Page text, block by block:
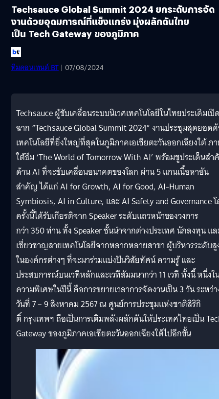
Techsauce Global Summit 2024 ยกระดับการจัด
งานด้วยอุดมการณ์ที่แข็งแกร่ง มุ่งผลักดันไทย
เป็น Tech Gateway ของภูมิภาค
ทีมคอนเทนต์ BT | 07/08/2024
Techsauce ผู้ขับเคลื่อนระบบนิเวศเทคโนโลยีในไทยประเดิมเปิ
ฉาก “Techsauce Global Summit 2024” งานประชุมสุดยอด
เทคโนโลยีที่ยิ่งใหญ่ที่สุดในภูมิภาคเอเชียตะวันออกเฉียงใต้ ภ
ใต้ธีม ‘The World of Tomorrow With AI’ พร้อมชูประเด็นส
ด้าน AI ที่จะขับเคลื่อนอนาคตของโลก ผ่าน 5 แกนเนื้อหาอัน
สำคัญ ได้แก่ AI for Growth, AI for Good, AI-Human
Symbiosis, AI in Culture, และ AI Safety and Governance
ครั้งนี้ได้รับเกียรติจาก Speaker ระดับแถวหน้าของวงการ
กว่า 350 ท่าน ทั้ง Speaker ชั้นนำจากต่างประเทศ นักลงทุน แ
เชี่ยวชาญสายเทคโนโลยีจากหลากหลายสาขา ผู้บริหารระดับสู
ในองค์กรต่างๆ ที่จะมาร่วมแบ่งปันวิสัยทัศน์ ความรู้ และ
ประสบการณ์บนเวทีหลักและเวทีสัมมนากว่า 11 เวที ทั้งนี้ หนึ่งใ
ความพิเศษในปีนี้ คือการขยายเวลาการจัดงานเป็น 3 วัน ระหว่
วันที่ 7 – 9 สิงหาคม 2567 ณ ศูนย์การประชุมแห่งชาติสิริกิ
ติ์ กรุงเทพฯ ถือเป็นการเติมพลังผลักดันให้ประเทศไทยเป็น
Gateway ของภูมิภาคเอเชียตะวันออกเฉียงใต้ไปอีกขั้น